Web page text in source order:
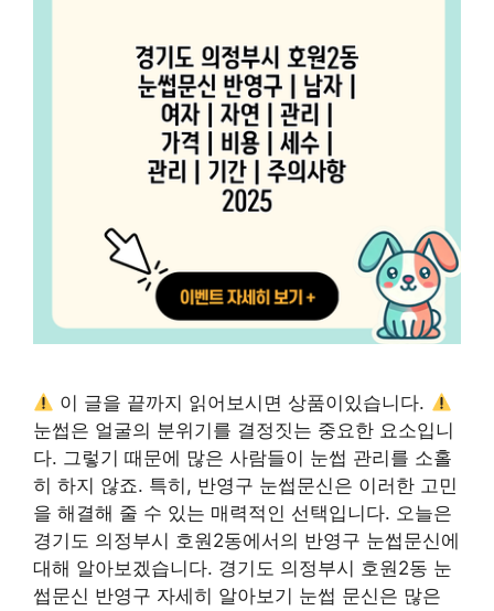
이 글을 끝까지 읽어보시면 상품이있습니다.
눈썹은 얼굴의 분위기를 결정짓는 중요한 요소입니
다. 그렇기 때문에 많은 사람들이 눈썹 관리를 소홀
히 하지 않죠. 특히, 반영구 눈썹문신은 이러한 고민
을 해결해 줄 수 있는 매력적인 선택입니다. 오늘은
경기도 의정부시 호원2동에서의 반영구 눈썹문신에
대해 알아보겠습니다. 경기도 의정부시 호원2동 눈
썹문신 반영구 자세히 알아보기 눈썹 문신은 많은